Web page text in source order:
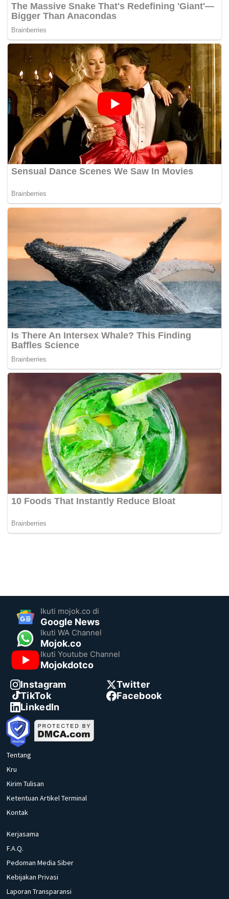
Ikuti mojok.co di
Google News
Ikuti WA Channel
Mojok.co
Ikuti Youtube Channel
Mojokdotco
Instagram
Twitter
TikTok
Facebook
LinkedIn
Tentang
Kru
Kirim Tulisan
Ketentuan Artikel Terminal
Kontak
Kerjasama
F.A.Q.
Pedoman Media Siber
Kebijakan Privasi
Laporan Transparansi